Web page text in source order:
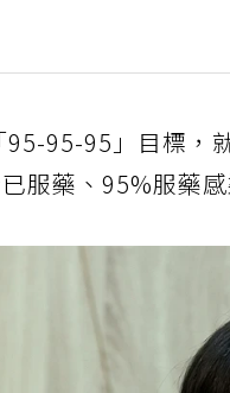
95-95」目標，
服藥、95%服藥